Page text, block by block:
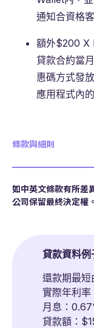
通知合資格
額外$200 X
貸款合約當
惠碼方式發
應用程式內
條款與細則
如中英文條款有所差
公司保留最終決定權。
貸款資料例
還款期最
實際年利率
月息：
貸款額：